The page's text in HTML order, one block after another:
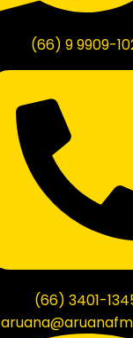
(66) 9 9909-
(66) 3401-